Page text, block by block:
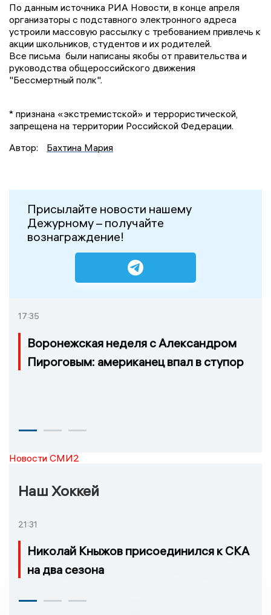
По данным источника РИА Новости, в конце апреля
организаторы с подставного электронного адреса
устроили массовую рассылку с требованием привлечь к
акции школьников, студентов и их родителей.
Все письма были написаны якобы от правительства и
руководства общероссийского движения
"Бессмертный полк".
* признана «экстремистской» и террористической,
запрещена на территории Российской Федерации.
Автор:
Бахтина Мария
Присылайте новости нашему
Дежурному – получайте
вознаграждение!
17:35
Воронежская неделя с Александром
Пироговым: американец впал в ступор
Новости СМИ2
Наш Хоккей
21:31
Николай Кныжов присоединился к СКА
на два сезона